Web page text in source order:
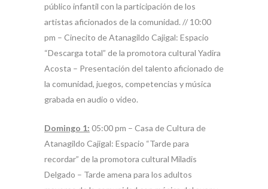
público infantil con la participación de los
artistas aficionados de la comunidad. // 10:00
pm – Cinecito de Atanagildo Cajigal: Espacio
“Descarga total” de la promotora cultural Yadira
Acosta – Presentación del talento aficionado de
la comunidad, juegos, competencias y música
grabada en audio o video.
Domingo 1: 05:00 pm – Casa de Cultura de
Atanagildo Cajigal: Espacio “Tarde para
recordar” de la promotora cultural Miladis
Delgado – Tarde amena para los adultos